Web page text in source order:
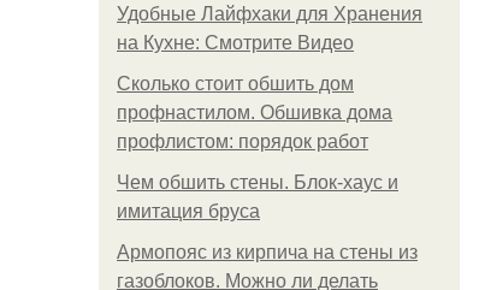
Удобные Лайфхаки для Хранения
на Кухне: Смотрите Видео
Сколько стоит обшить дом
профнастилом. Обшивка дома
профлистом: порядок работ
Чем обшить стены. Блок-хаус и
имитация бруса
Армопояс из кирпича на стены из
газоблоков. Можно ли делать